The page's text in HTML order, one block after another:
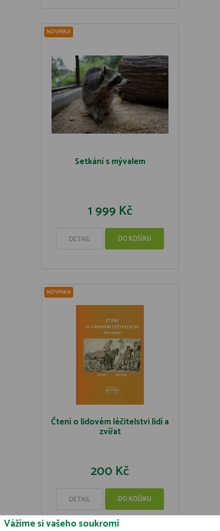
NOVINKA
Setkání s mývalem
1 999 Kč
DETAIL DO KOŠÍKU
NOVINKA
Čtení o lidovém léčitelství lidí a
zvířat
200 Kč
DETAIL DO KOŠÍKU
Vážíme si vašeho soukromí